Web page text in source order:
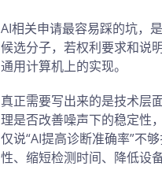
AI相关申请最容易踩的坑，
候选分子，若权利要求和说
通用计算机上的实现。
真正需要写出来的是技术层
理是否改善噪声下的稳定性
仅说“AI提高诊断准确率”不
性、缩短检测时间、降低设